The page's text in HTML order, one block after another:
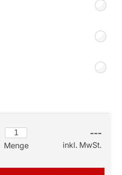
Menge
---
inkl. MwSt.